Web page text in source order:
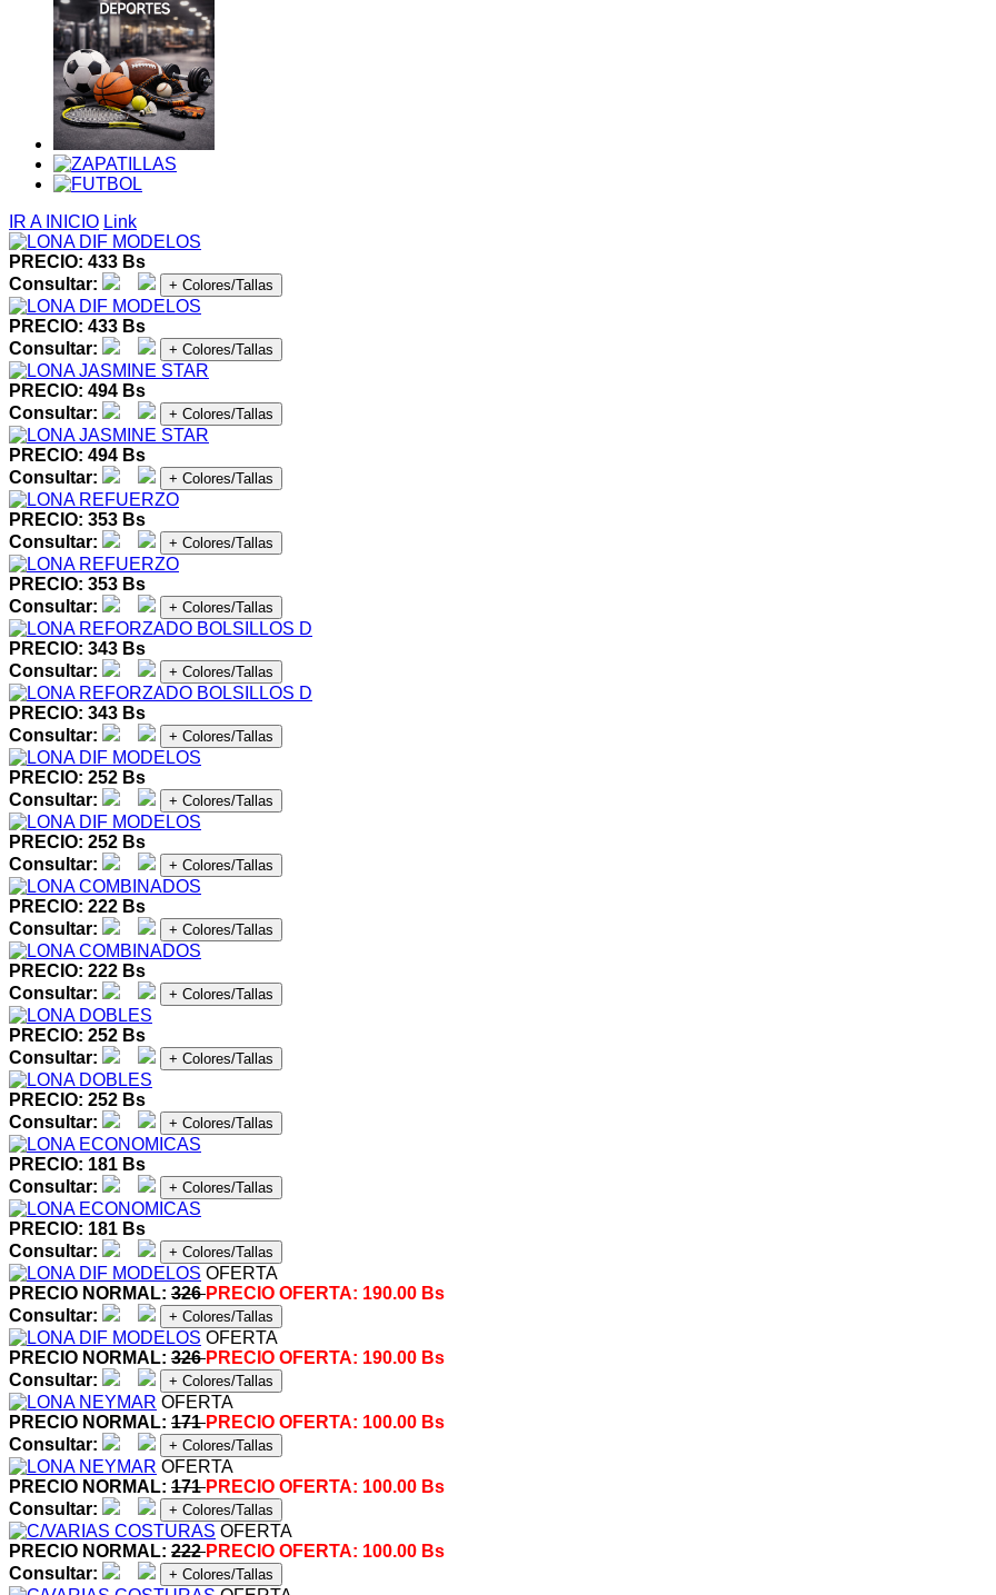
IR A INICIO Link
PRECIO: 433 Bs
Consultar:
+ Colores/Tallas
PRECIO: 433 Bs
Consultar:
+ Colores/Tallas
PRECIO: 494 Bs
Consultar:
+ Colores/Tallas
PRECIO: 494 Bs
Consultar:
+ Colores/Tallas
PRECIO: 353 Bs
Consultar:
+ Colores/Tallas
PRECIO: 353 Bs
Consultar:
+ Colores/Tallas
PRECIO: 343 Bs
Consultar:
+ Colores/Tallas
PRECIO: 343 Bs
Consultar:
+ Colores/Tallas
PRECIO: 252 Bs
Consultar:
+ Colores/Tallas
PRECIO: 252 Bs
Consultar:
+ Colores/Tallas
PRECIO: 222 Bs
Consultar:
+ Colores/Tallas
PRECIO: 222 Bs
Consultar:
+ Colores/Tallas
PRECIO: 252 Bs
Consultar:
+ Colores/Tallas
PRECIO: 252 Bs
Consultar:
+ Colores/Tallas
PRECIO: 181 Bs
Consultar:
+ Colores/Tallas
PRECIO: 181 Bs
Consultar:
+ Colores/Tallas
OFERTA
PRECIO NORMAL: 326PRECIO OFERTA: 190.00 Bs
Consultar:
+ Colores/Tallas
OFERTA
PRECIO NORMAL: 326PRECIO OFERTA: 190.00 Bs
Consultar:
+ Colores/Tallas
OFERTA
PRECIO NORMAL: 171PRECIO OFERTA: 100.00 Bs
Consultar:
+ Colores/Tallas
OFERTA
PRECIO NORMAL: 171PRECIO OFERTA: 100.00 Bs
Consultar:
+ Colores/Tallas
OFERTA
PRECIO NORMAL: 222PRECIO OFERTA: 100.00 Bs
Consultar:
+ Colores/Tallas